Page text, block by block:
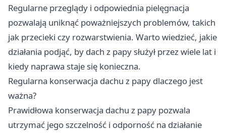
Regularne przeglądy i odpowiednia pielęgnacja
pozwalają uniknąć poważniejszych problemów, takich
jak przecieki czy rozwarstwienia. Warto wiedzieć, jakie
działania podjąć, by dach z papy służył przez wiele lat i
kiedy naprawa staje się konieczna.
Regularna konserwacja dachu z papy dlaczego jest
ważna?
Prawidłowa konserwacja dachu z papy pozwala
utrzymać jego szczelność i odporność na działanie